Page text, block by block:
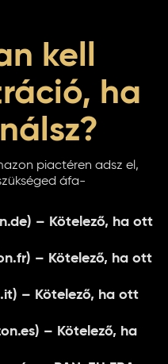
kell
ha
piactéren adsz el,
áfa-
– Kötelező, ha ott
– Kötelező, ha ott
– Kötelező, ha ott
– Kötelező, ha